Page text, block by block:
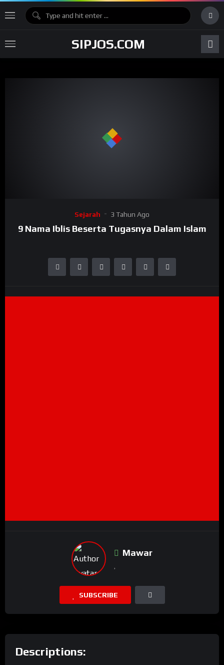
SIPJOS.COM
Sejarah 3 Tahun Ago
9 Nama Iblis Beserta Tugasnya Dalam Islam
Mawar
SUBSCRIBE
Descriptions: